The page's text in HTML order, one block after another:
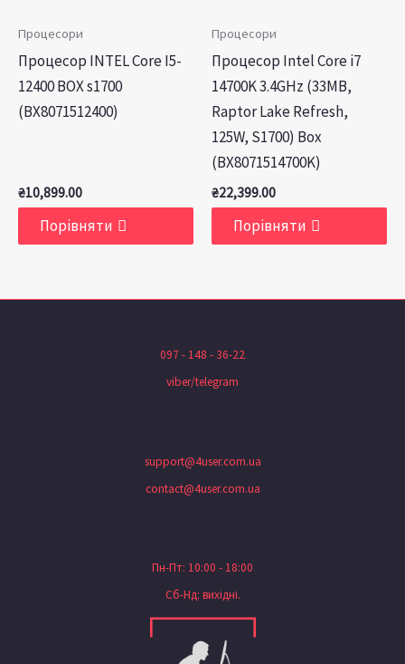
Процесори
Процесор INTEL Core I5-
12400 BOX s1700
(BX8071512400)
₴10,899.00
Порівняти
Процесори
Процесор Intel Core i7
14700K 3.4GHz (33MB,
Raptor Lake Refresh,
125W, S1700) Box
(BX8071514700K)
₴22,399.00
Порівняти
097 - 148 - 36-22
viber/telegram
support@4user.com.ua
contact@4user.com.ua
Пн-Пт: 10:00 - 18:00
Сб-Нд: вихідні.